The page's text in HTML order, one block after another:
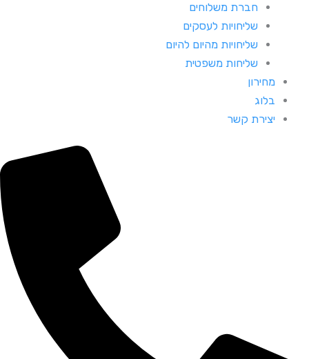
חברת משלוחים
שליחויות לעסקים
שליחויות מהיום להיום
שליחות משפטית
מחירון
בלוג
יצירת קשר